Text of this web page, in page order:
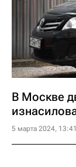
В Москве
5 марта 2024, 13:41